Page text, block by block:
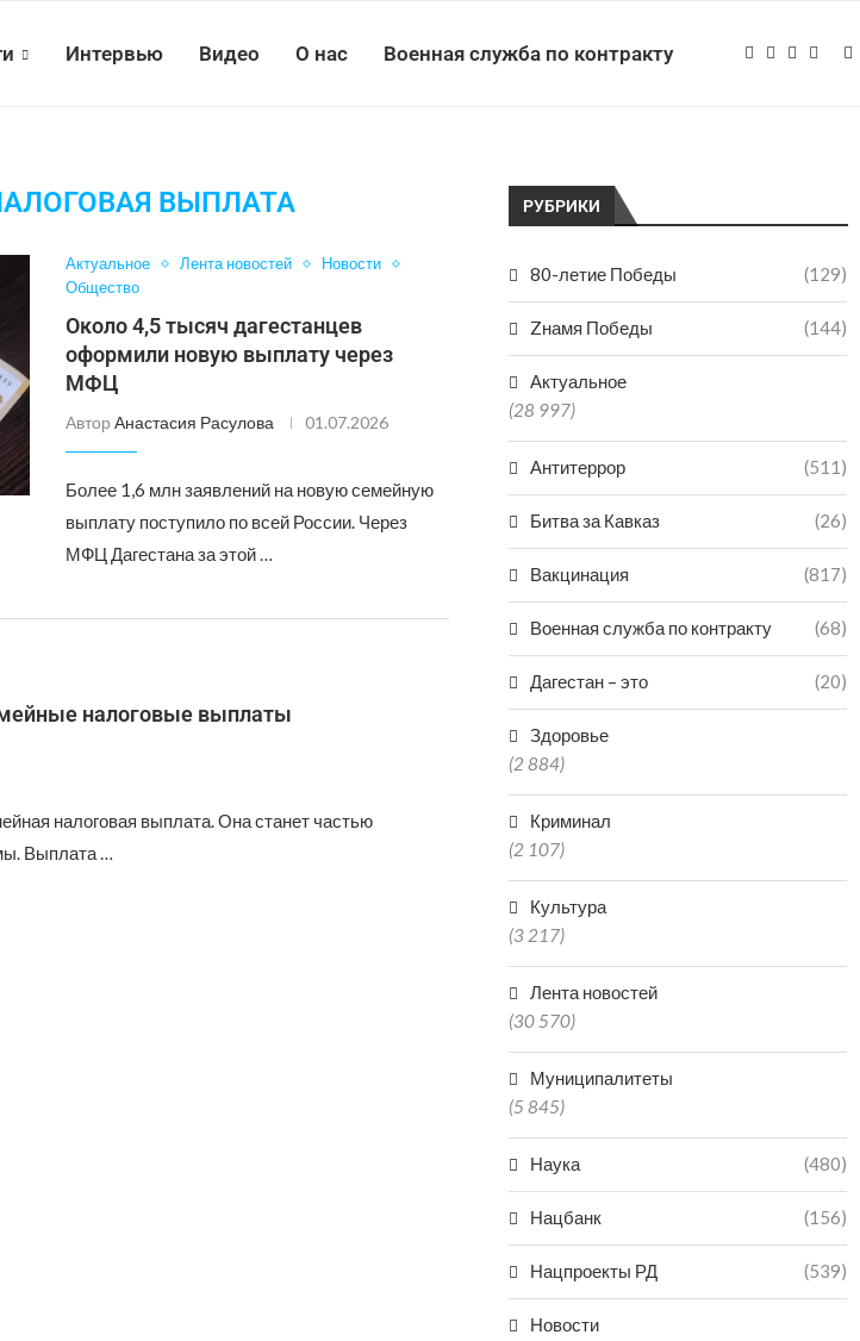
Интервью Видео О нас Военная служба по контракту
ВЫПЛАТА
Актуальное Лента новостей
Новости
Общество
Около 4,5 тысяч дагестанцев
оформили новую выплату через
МФЦ
АвторАнастасия Расулова 01.07.2026
Более 1,6 млн заявлений на новую семейную
выплату поступило по всей России. Через
МФЦ Дагестана за этой …
налоговые выплаты
налоговая выплата. Она станет частью
Выплата …
РУБРИКИ
80-летие Победы (129)
Zнамя Победы (144)
Актуальное
(28 997)
Антитеррор (511)
Битва за Кавказ (26)
Вакцинация (817)
Военная служба по контракту (68)
Дагестан – это (20)
Здоровье
(2 884)
Криминал
(2 107)
Культура
(3 217)
Лента новостей
(30 570)
Муниципалитеты
(5 845)
Наука (480)
Нацбанк (156)
Нацпроекты РД (539)
Новости